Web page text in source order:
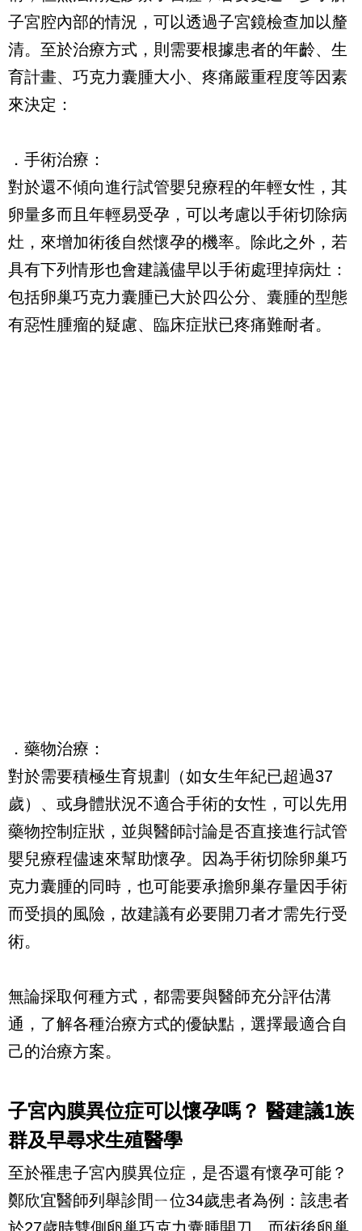
子宮腔內部的情況，可以透過子宮鏡檢查加以釐
清。至於治療方式，則需要根據患者的年齡、生
育計畫、巧克力囊腫大小、疼痛嚴重程度等因素
來決定：
．手術治療：
對於還不傾向進行試管嬰兒療程的年輕女性，其
卵量多而且年輕易受孕，可以考慮以手術切除病
灶，來增加術後自然懷孕的機率。除此之外，若
具有下列情形也會建議儘早以手術處理掉病灶：
包括卵巢巧克力囊腫已大於四公分、囊腫的型態
有惡性腫瘤的疑慮、臨床症狀已疼痛難耐者。
．藥物治療：
對於需要積極生育規劃（如女生年紀已超過37
歲）、或身體狀況不適合手術的女性，可以先用
藥物控制症狀，並與醫師討論是否直接進行試管
嬰兒療程儘速來幫助懷孕。因為手術切除卵巢巧
克力囊腫的同時，也可能要承擔卵巢存量因手術
而受損的風險，故建議有必要開刀者才需先行受
術。
無論採取何種方式，都需要與醫師充分評估溝
通，了解各種治療方式的優缺點，選擇最適合自
己的治療方案。
子宮內膜異位症可以懷孕嗎？ 醫建議1族
群及早尋求生殖醫學
至於罹患子宮內膜異位症，是否還有懷孕可能？
鄭欣宜醫師列舉診間ㄧ位34歲患者為例：該患者